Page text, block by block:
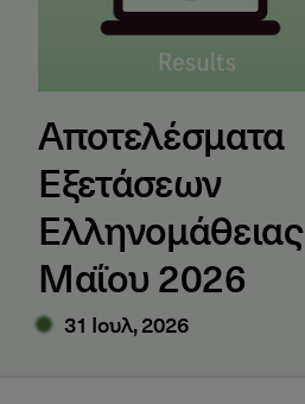
Αποτελέσματα
Εξετάσεων
Ελληνομάθειας
Μαΐου 2026
31 Ιουλ, 2026